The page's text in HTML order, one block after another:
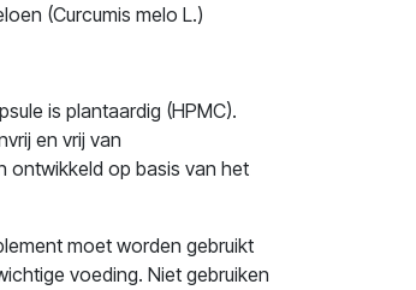
(Curcumis melo L.)
is plantaardig (HPMC).
en vrij van
ontwikkeld op basis van het
moet worden gebruikt
voeding. Niet gebruiken